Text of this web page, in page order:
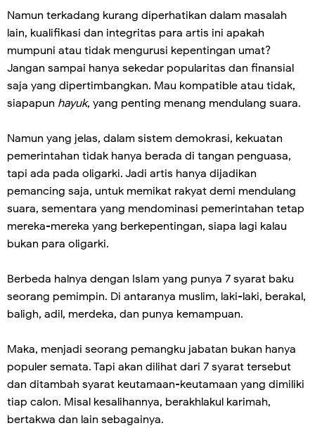
Namun terkadang kurang diperhatikan dalam masalah
lain, kualifikasi dan integritas para artis ini apakah
mumpuni atau tidak mengurusi kepentingan umat?
Jangan sampai hanya sekedar popularitas dan finansial
saja yang dipertimbangkan. Mau kompatible atau tidak,
siapapun hayuk, yang penting menang mendulang suara.
Namun yang jelas, dalam sistem demokrasi, kekuatan
pemerintahan tidak hanya berada di tangan penguasa,
tapi ada pada oligarki. Jadi artis hanya dijadikan
pemancing saja, untuk memikat rakyat demi mendulang
suara, sementara yang mendominasi pemerintahan tetap
mereka-mereka yang berkepentingan, siapa lagi kalau
bukan para oligarki.
Berbeda halnya dengan IsIam yang punya 7 syarat baku
seorang pemimpin. Di antaranya muslim, laki-laki, berakal,
baligh, adil, merdeka, dan punya kemampuan.
Maka, menjadi seorang pemangku jabatan bukan hanya
populer semata. Tapi akan dilihat dari 7 syarat tersebut
dan ditambah syarat keutamaan-keutamaan yang dimiliki
tiap calon. Misal kesalihannya, berakhlakul karimah,
bertakwa dan lain sebagainya.